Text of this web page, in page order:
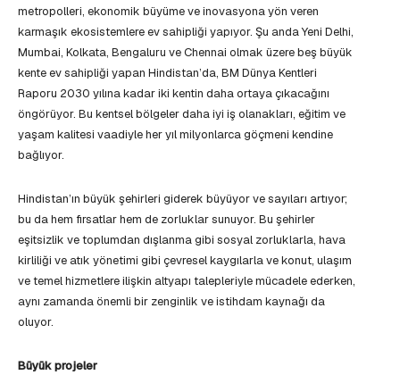
metropolleri, ekonomik büyüme ve inovasyona yön veren
karmaşık ekosistemlere ev sahipliği yapıyor. Şu anda Yeni Delhi,
Mumbai, Kolkata, Bengaluru ve Chennai olmak üzere beş büyük
kente ev sahipliği yapan Hindistan’da, BM Dünya Kentleri
Raporu 2030 yılına kadar iki kentin daha ortaya çıkacağını
öngörüyor. Bu kentsel bölgeler daha iyi iş olanakları, eğitim ve
yaşam kalitesi vaadiyle her yıl milyonlarca göçmeni kendine
bağlıyor.
Hindistan’ın büyük şehirleri giderek büyüyor ve sayıları artıyor;
bu da hem fırsatlar hem de zorluklar sunuyor. Bu şehirler
eşitsizlik ve toplumdan dışlanma gibi sosyal zorluklarla, hava
kirliliği ve atık yönetimi gibi çevresel kaygılarla ve konut, ulaşım
ve temel hizmetlere ilişkin altyapı talepleriyle mücadele ederken,
aynı zamanda önemli bir zenginlik ve istihdam kaynağı da
oluyor.
Büyük projeler